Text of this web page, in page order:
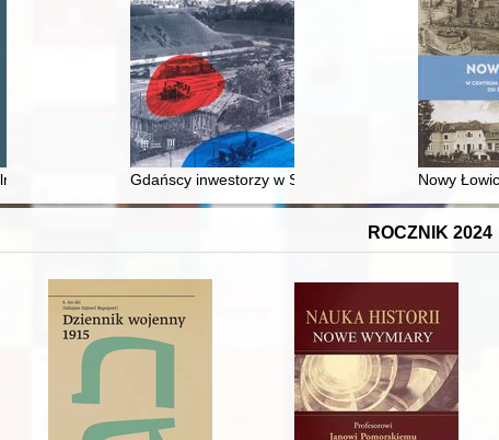
synów szlacheckich w XVI-wiecznej Rzeczypospolitej
Gdańscy inwestorzy w Sopocie : prestiż finansowy i
Nowy
ROCZNIK 2024